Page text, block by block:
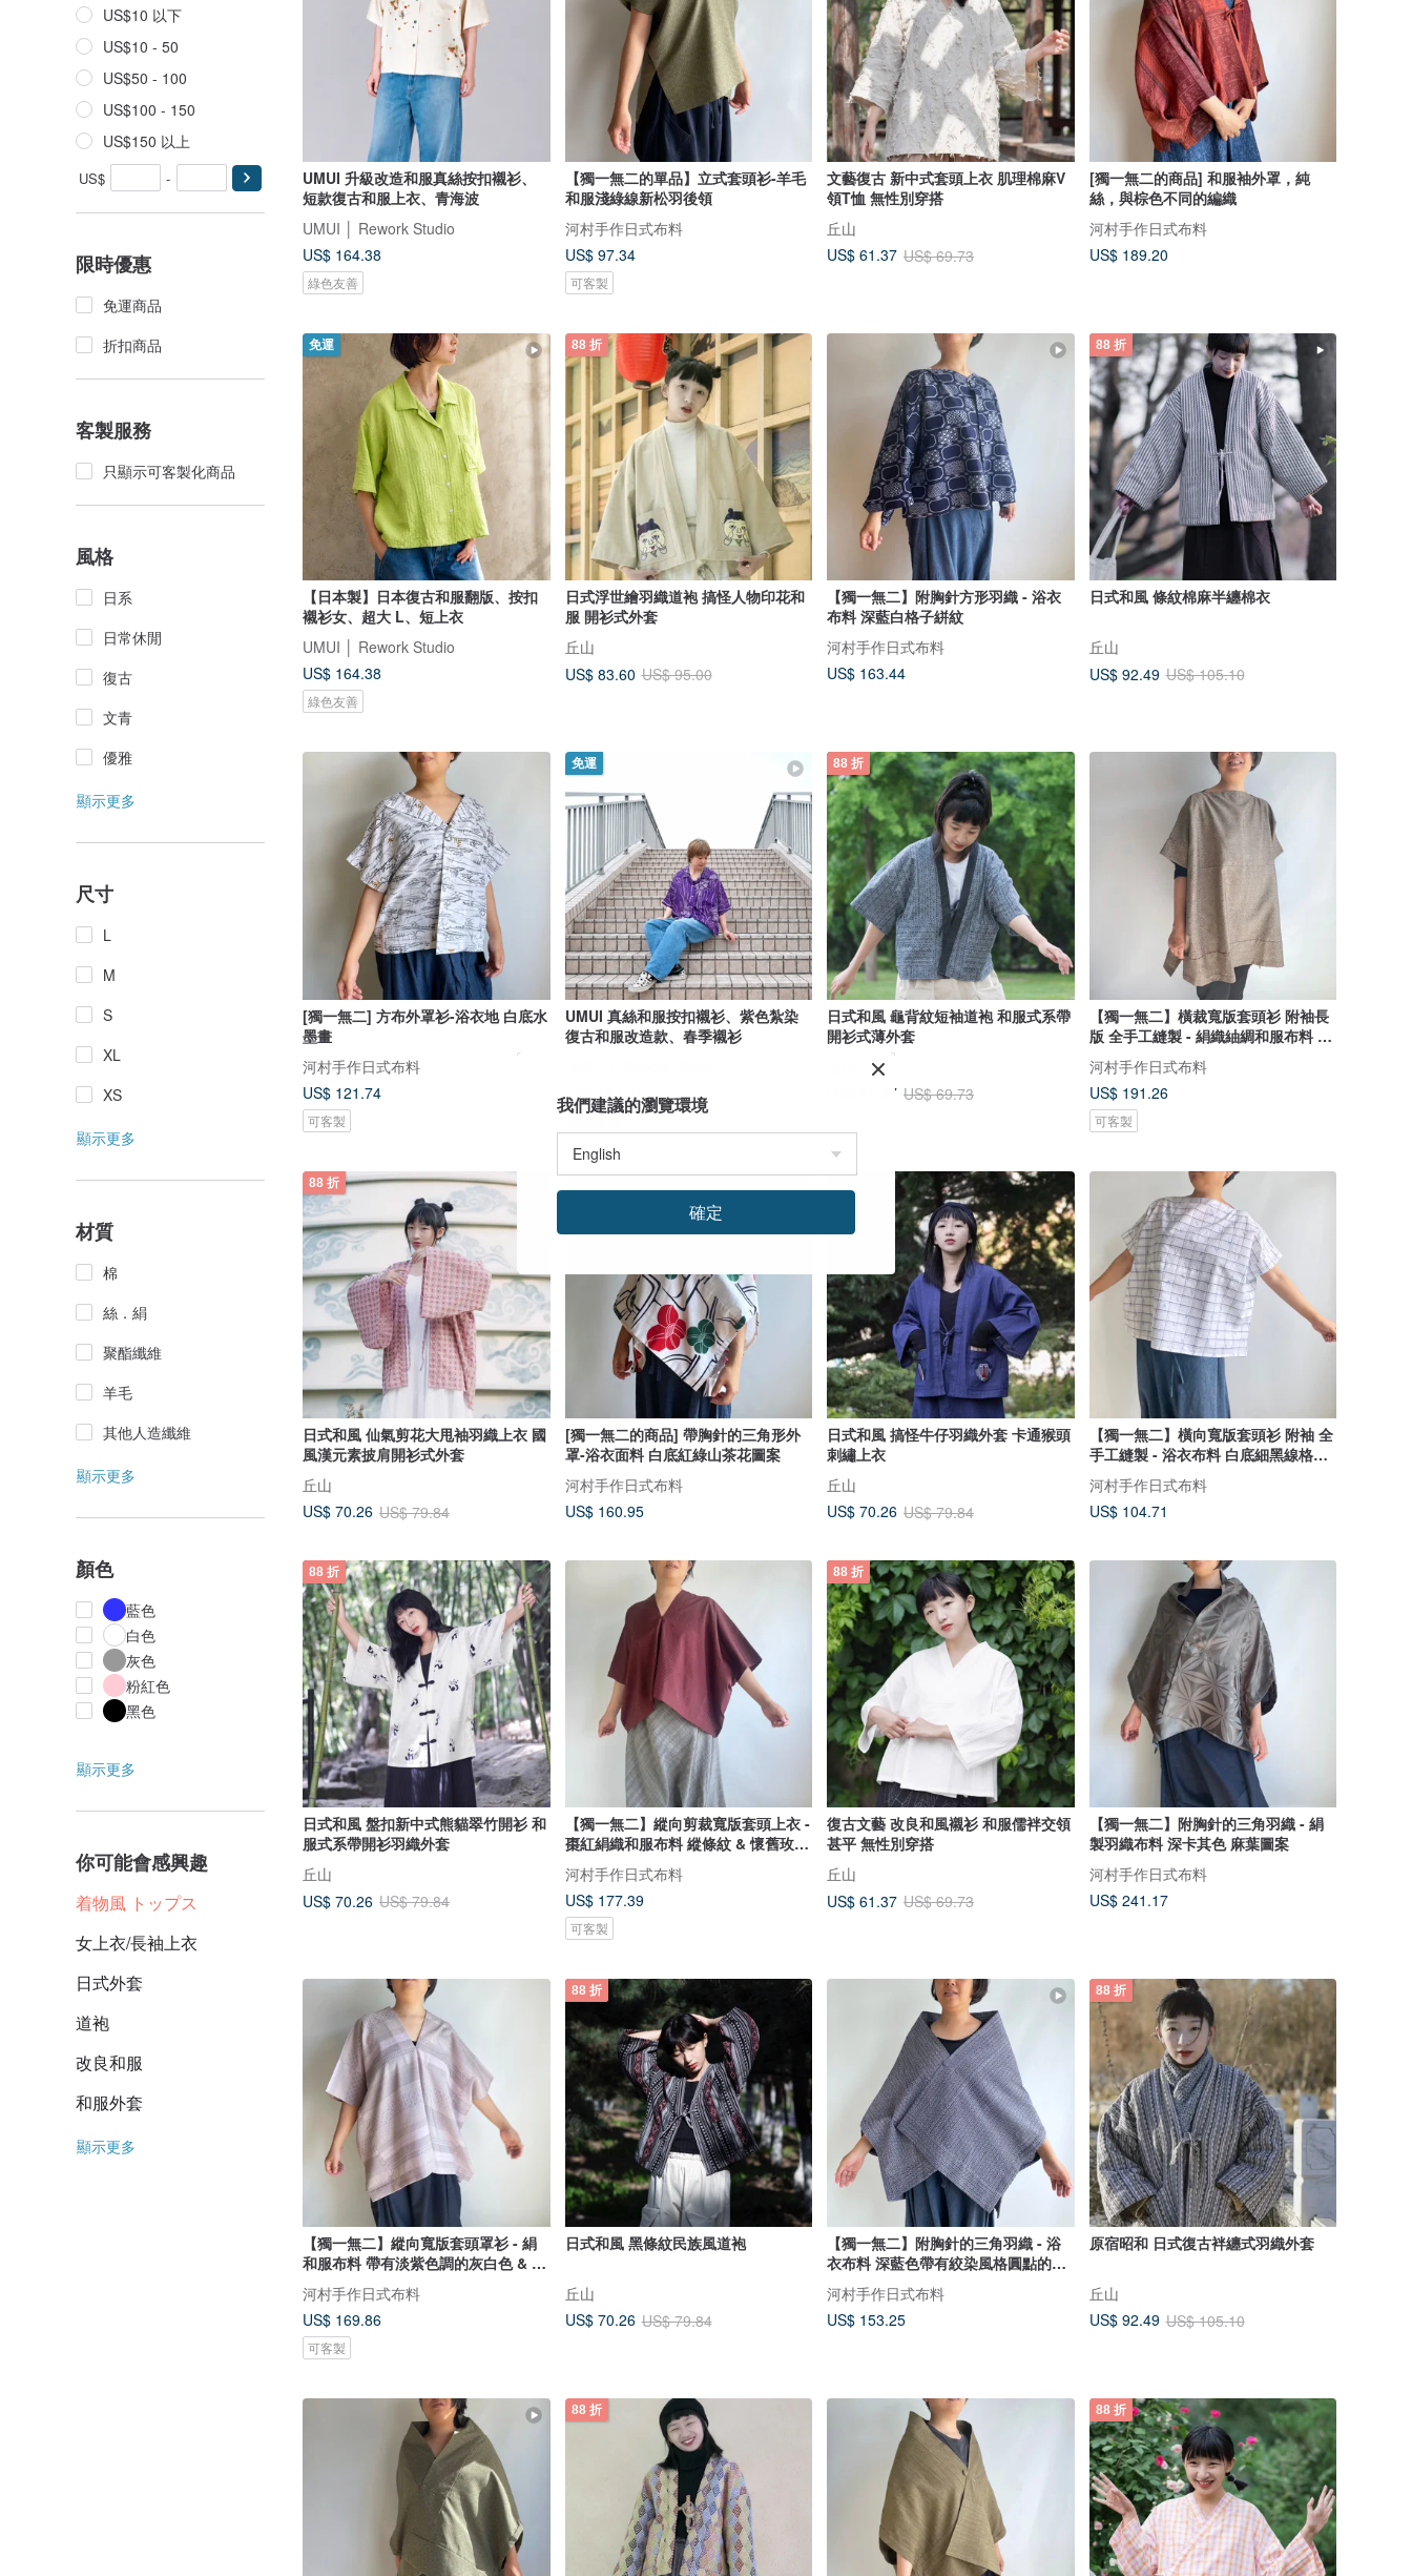
US$10 以下
US$10 - 50
US$50 - 100
US$100 - 150
US$150 以上
US$ -
限時優惠
免運商品
折扣商品
客製服務
只顯示可客製化商品
風格
日系
日常休閒
復古
文青
優雅
顯示更多
尺寸
L
M
S
XL
XS
顯示更多
材質
棉
絲．絹
聚酯纖維
羊毛
其他人造纖維
顯示更多
顏色
藍色
白色
灰色
粉紅色
黑色
顯示更多
你可能會感興趣
着物風 トップス
女上衣/長袖上衣
日式外套
道袍
改良和服
和服外套
顯示更多
UMUI 升級改造和服真絲按扣襯衫、
短款復古和服上衣、青海波
UMUI │ Rework Studio
US$ 164.38
綠色友善
【獨一無二的單品】立式套頭衫-羊毛
和服淺綠線新松羽後領
河村手作日式布料
US$ 97.34
可客製
文藝復古 新中式套頭上衣 肌理棉麻V
領T恤 無性別穿搭
丘山
US$ 61.37 US$ 69.73
[獨一無二的商品] 和服袖外罩，純
絲，與棕色不同的編織
河村手作日式布料
US$ 189.20
免運
【日本製】日本復古和服翻版、按扣
襯衫女、超大 L、短上衣
UMUI │ Rework Studio
US$ 164.38
綠色友善
88 折
日式浮世繪羽織道袍 搞怪人物印花和
服 開衫式外套
丘山
US$ 83.60 US$ 95.00
【獨一無二】附胸針方形羽織 - 浴衣
布料 深藍白格子絣紋
河村手作日式布料
US$ 163.44
88 折
日式和風 條紋棉麻半纏棉衣
丘山
US$ 92.49 US$ 105.10
[獨一無二] 方布外罩衫-浴衣地 白底水
墨畫
河村手作日式布料
US$ 121.74
可客製
免運
UMUI 真絲和服按扣襯衫、紫色紮染
復古和服改造款、春季襯衫
US$ 164.38
綠色友善
88 折
日式和風 龜背紋短袖道袍 和服式系帶
開衫式薄外套
US$ 61.37 US$ 69.73
【獨一無二】橫裁寬版套頭衫 附袖長
版 全手工縫製 - 絹織紬綢和服布料 淺
褐色絣織紋
河村手作日式布料
US$ 191.26
可客製
88 折
日式和風 仙氣剪花大甩袖羽織上衣 國
風漢元素披肩開衫式外套
丘山
US$ 70.26 US$ 79.84
[獨一無二的商品] 帶胸針的三角形外
罩-浴衣面料 白底紅綠山茶花圖案
河村手作日式布料
US$ 160.95
日式和風 搞怪牛仔羽織外套 卡通猴頭
刺繡上衣
丘山
US$ 70.26 US$ 79.84
【獨一無二】橫向寬版套頭衫 附袖 全
手工縫製 - 浴衣布料 白底細黑線格紋
與藍色絣織圖案
河村手作日式布料
US$ 104.71
88 折
日式和風 盤扣新中式熊貓翠竹開衫 和
服式系帶開衫羽織外套
丘山
US$ 70.26 US$ 79.84
【獨一無二】縱向剪裁寬版套頭上衣 -
棗紅絹織和服布料 縱條紋 & 懷舊玫瑰
色新毛斯
河村手作日式布料
US$ 177.39
可客製
88 折
復古文藝 改良和風襯衫 和服儒袢交領
甚平 無性別穿搭
丘山
US$ 61.37 US$ 69.73
【獨一無二】附胸針的三角羽織 - 絹
製羽織布料 深卡其色 麻葉圖案
河村手作日式布料
US$ 241.17
【獨一無二】縱向寬版套頭罩衫 - 絹
和服布料 帶有淡紫色調的灰白色 & 浴
衣布料 白底細黑線格紋與藍色絣織圖
案
河村手作日式布料
US$ 169.86
可客製
88 折
日式和風 黑條紋民族風道袍
丘山
US$ 70.26 US$ 79.84
【獨一無二】附胸針的三角羽織 - 浴
衣布料 深藍色帶有絞染風格圓點的龜
甲圖案 經水波紋加工處理
河村手作日式布料
US$ 153.25
88 折
原宿昭和 日式復古袢纏式羽織外套
丘山
US$ 92.49 US$ 105.10
88 折 88 折
我們建議的瀏覽環境
確定